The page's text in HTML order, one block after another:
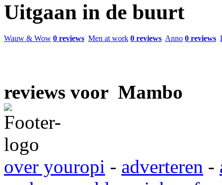
Uitgaan in de buurt
Wauw & Wow 0 reviews Men at work 0 reviews Anno 0 reviews
reviews voor Mambo
over youropi - adverteren -